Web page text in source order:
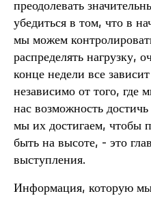
преодолевать
убедиться в том, что в
мы можем
распределять нагрузку,
конце недели все
независимо от того, где
нас возможность
мы их достигаем, чтобы
быть на высоте, - это
выступления.
Информация, которую